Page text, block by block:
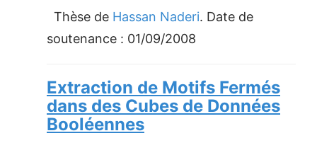
Thèse de Hassan Naderi. Date de
soutenance : 01/09/2008
Extraction de Motifs Fermés
dans des Cubes de Données
Booléennes